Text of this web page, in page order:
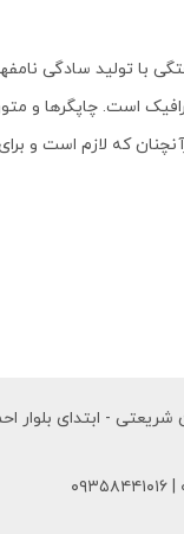
با تولید سادگی
است. چاپگرها و
که لازم است و
- ابتدای بلوار